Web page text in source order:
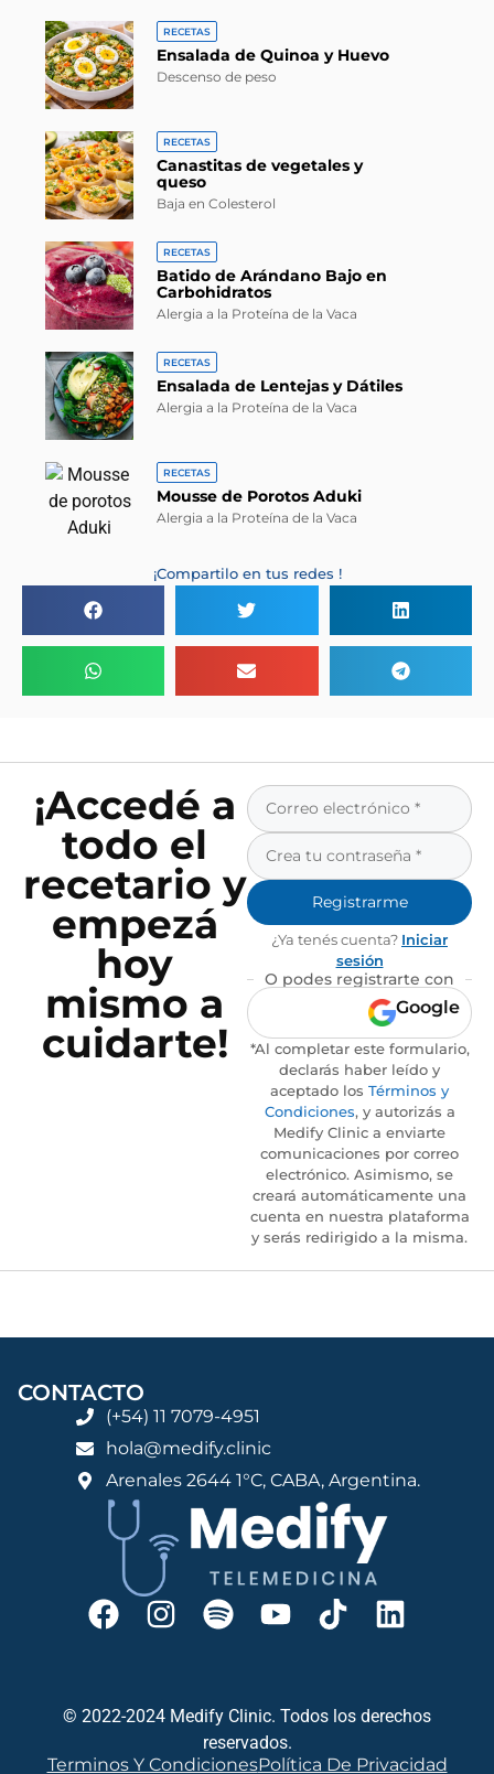
RECETAS
Ensalada de Quinoa y Huevo
Descenso de peso
RECETAS
Canastitas de vegetales y
queso
Baja en Colesterol
RECETAS
Batido de Arándano Bajo en
Carbohidratos
Alergia a la Proteína de la Vaca
RECETAS
Ensalada de Lentejas y Dátiles
Alergia a la Proteína de la Vaca
RECETAS
Mousse de Porotos Aduki
Alergia a la Proteína de la Vaca
¡Compartilo en tus redes !
¡Accedé a
todo el
recetario y
empezá
hoy
mismo a
cuidarte!
Registrarme
¿Ya tenés cuenta? Iniciar
sesión
O podes registrarte con
Google
*Al completar este formulario,
declarás haber leído y
aceptado los Términos y
Condiciones, y autorizás a
Medify Clinic a enviarte
comunicaciones por correo
electrónico. Asimismo, se
creará automáticamente una
cuenta en nuestra plataforma
y serás redirigido a la misma.
CONTACTO
(+54) 11 7079-4951
hola@medify.clinic
Arenales 2644 1°C, CABA, Argentina.
© 2022-2024 Medify Clinic. Todos los derechos
reservados.
Terminos Y CondicionesPolítica De Privacidad